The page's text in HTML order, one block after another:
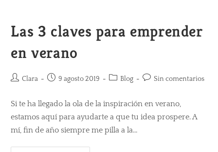
Las 3 claves para emprender
en verano
Clara 9 agosto 2019 Blog Sin comentarios
Si te ha llegado la ola de la inspiración en verano,
estamos aquí para ayudarte a que tu idea prospere. A
mí, fin de año siempre me pilla a la…